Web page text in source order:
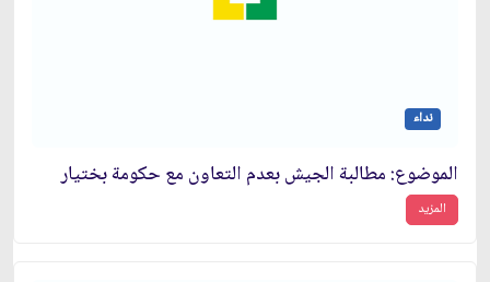
نداء
الموضوع: مطالبة الجيش بعدم التعاون مع حكومة بختيار
المزيد